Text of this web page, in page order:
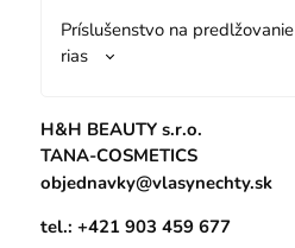
Príslušenstvo na predlžovanie
rias
H&H BEAUTY s.r.o.
TANA-COSMETICS
objednavky@vlasynechty.sk
tel.: +421 903 459 677